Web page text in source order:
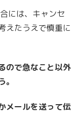
には、キャンセ
えたうえで慎重に
ので急なこと以外
メールを送って伝